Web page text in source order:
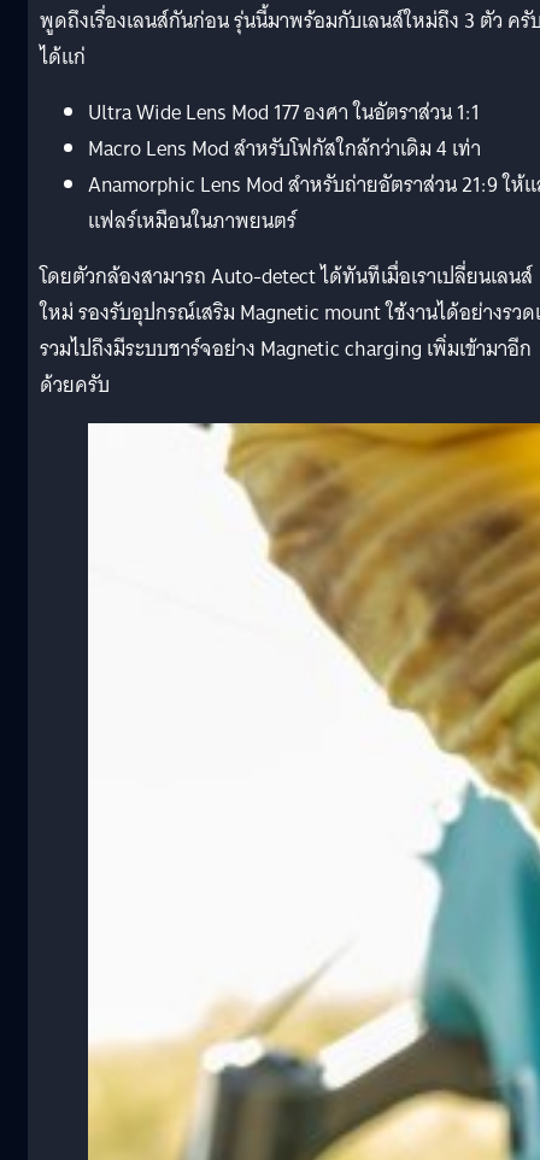
พูดถึงเรื่องเลนส์กันก่อน รุ่นนี้มาพร้อมกับเลนส์ใหม่ถึง 3 ตัว ครั
ได้แก่
Ultra Wide Lens Mod 177 องศา ในอัตราส่วน 1:1
Macro Lens Mod สำหรับโฟกัสใกล้กว่าเดิม 4 เท่า
Anamorphic Lens Mod สำหรับถ่ายอัตราส่วน 21:9 ให้
แฟลร์เหมือนในภาพยนตร์
โดยตัวกล้องสามารถ Auto-detect ได้ทันทีเมื่อเราเปลี่ยนเลนส์
ใหม่ รองรับอุปกรณ์เสริม Magnetic mount ใช้งานได้อย่างรวด
รวมไปถึงมีระบบชาร์จอย่าง Magnetic charging เพิ่มเข้ามาอีก
ด้วยครับ